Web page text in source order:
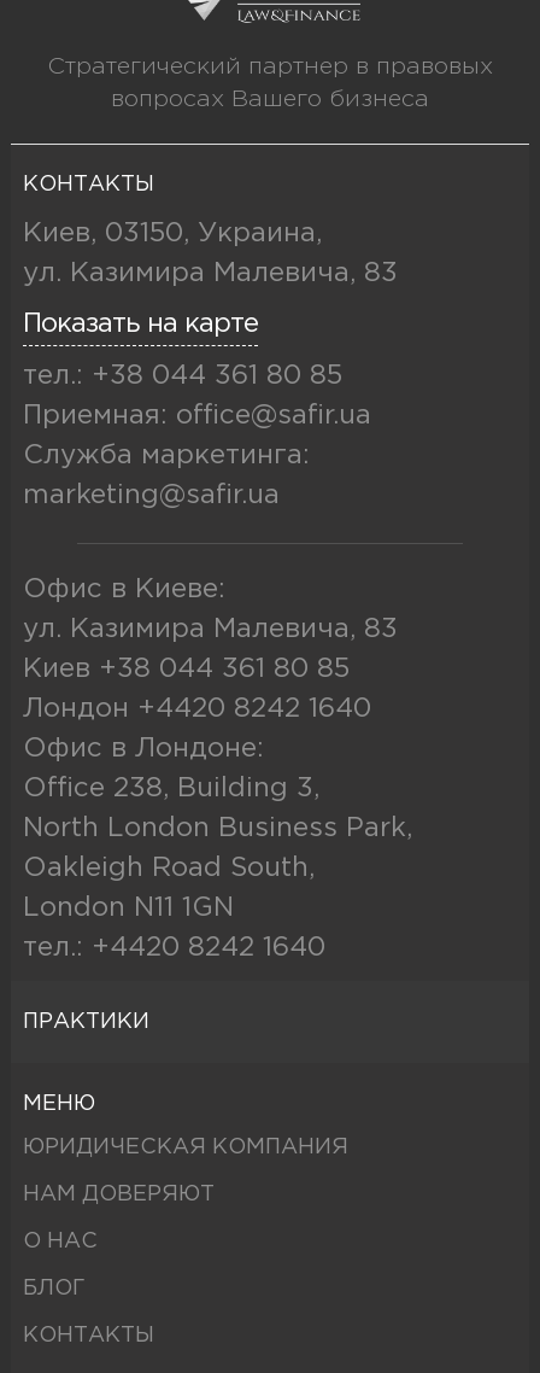
Стратегический партнер в правовых
вопросах Вашего бизнеса
КОНТАКТЫ
Киев, 03150, Украина,
ул. Казимира Малевича, 83
Показать на карте
тел.: +38 044 361 80 85
Приемная: office@safir.ua
Служба маркетинга:
marketing@safir.ua
Офис в Киеве:
ул. Казимира Малевича, 83
Киев +38 044 361 80 85
Лондон +4420 8242 1640
Офис в Лондоне:
Office 238, Building 3,
North London Business Park,
Oakleigh Road South,
London N11 1GN
тел.: +4420 8242 1640
ПРАКТИКИ
МЕНЮ
ЮРИДИЧЕСКАЯ КОМПАНИЯ
НАМ ДОВЕРЯЮТ
О НАС
БЛОГ
КОНТАКТЫ